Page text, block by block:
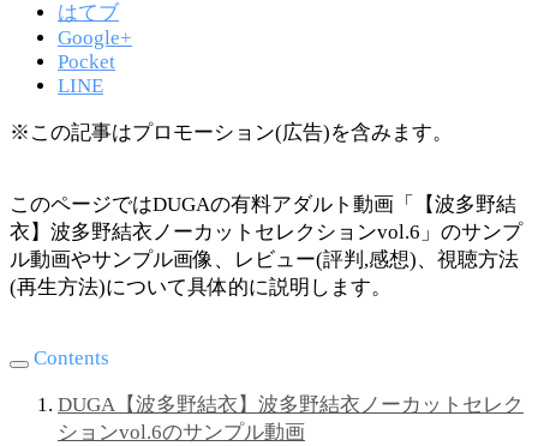
はてブ
Google+
Pocket
LINE
※この記事はプロモーション(広告)を含みます。
このページではDUGAの有料アダルト動画「【波多野結
衣】波多野結衣ノーカットセレクションvol.6」のサンプ
ル動画やサンプル画像、レビュー(評判,感想)、視聴方法
(再生方法)について具体的に説明します。
Contents
DUGA【波多野結衣】波多野結衣ノーカットセレク
ションvol.6のサンプル動画